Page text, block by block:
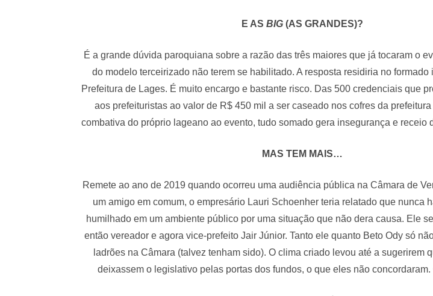
E AS BIG (AS GRANDES)?
É a grande dúvida paroquiana sobre a razão das três maiores que já tocaram o
do modelo terceirizado não terem se habilitado. A resposta residiria no formado
Prefeitura de Lages. É muito encargo e bastante risco. Das 500 credenciais que
aos prefeituristas ao valor de R$ 450 mil a ser caseado nos cofres da
combativa do próprio lageano ao evento, tudo somado gera insegurança e receio
MAS TEM MAIS…
Remete ao ano de 2019 quando ocorreu uma audiência pública na Câmara de
um amigo em comum, o empresário Lauri Schoenher teria relatado que nunca
humilhado em um ambiente público por uma situação que não dera causa. Ele
então vereador e agora vice-prefeito Jair Júnior. Tanto ele quanto Beto Ody só
ladrões na Câmara (talvez tenham sido). O clima criado levou até a sugerirem
deixassem o legislativo pelas portas dos fundos, o que eles não concordaram.